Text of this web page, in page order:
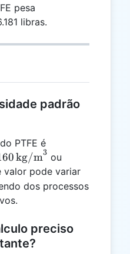
pesa
libras.
padrão
PTFE é
\,
m}^3
kg/m3 ou
\text{lb/
valor pode variar
dos processos
preciso